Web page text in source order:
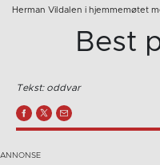
Herman Vildalen i hjemmemøtet
Best
Tekst: oddvar